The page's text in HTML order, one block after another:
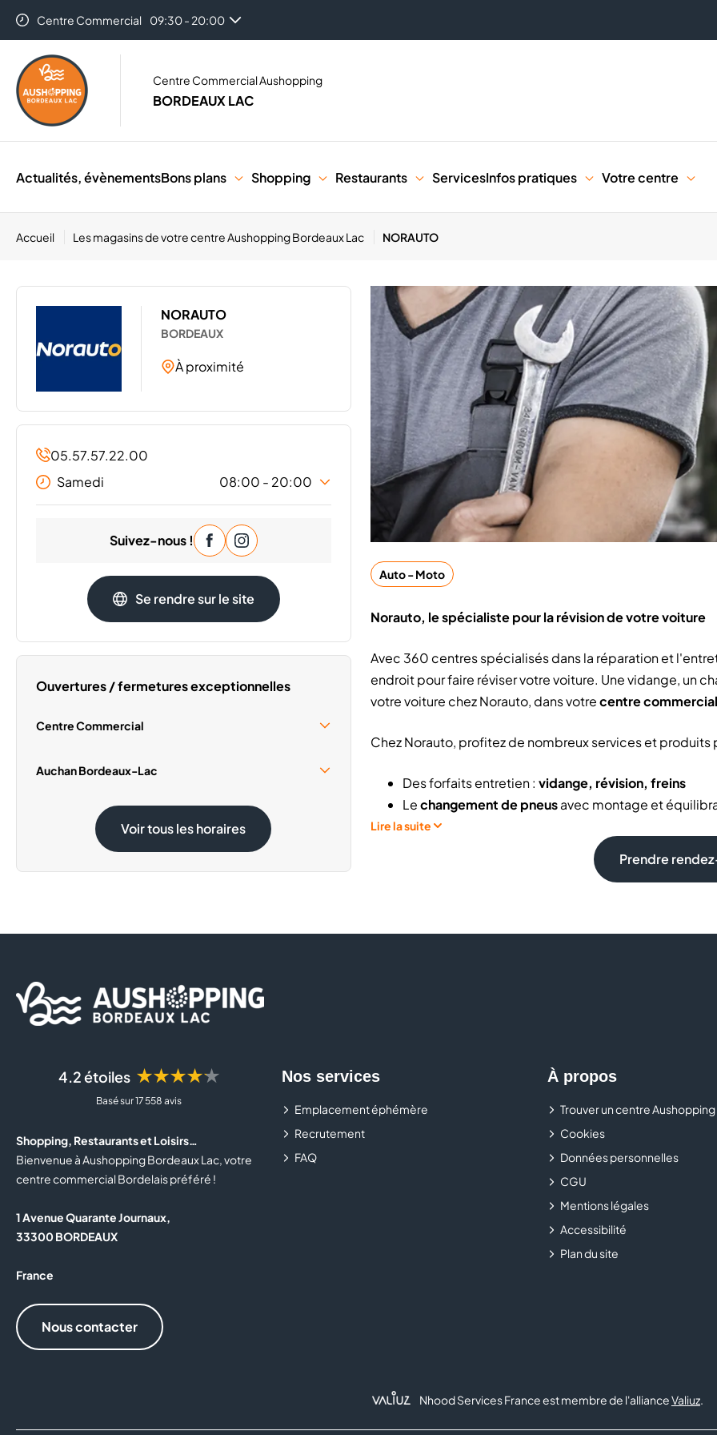
Centre Commercial 09:30 - 20:00
Centre Commercial Aushopping
BORDEAUX LAC
Actualités, évènementsBons plans Shopping Restaurants ServicesInfos pratiques Votre centre
Accueil Les magasins de votre centre Aushopping Bordeaux Lac NORAUTO
NORAUTO
BORDEAUX
À proximité
05.57.57.22.00
Samedi
08:00 - 20:00
08:00 - 20:00
08:00 - 20:00
08:00 - 20:00
Vendredi
08:00 - 20:00
Suivez-nous !
Se rendre sur le site
Ouvertures / fermetures exceptionnelles
Centre Commercial
Samedi 15 Août
Auchan Bordeaux-Lac
Samedi 15 Août
08:30 - 20:00
Voir tous les horaires
Auto - Moto
Norauto, le spécialiste pour la révision de votre voiture
Avec 360 centres spécialisés dans la réparation et
endroit pour faire réviser votre voiture. Une vidange, un
votre voiture chez Norauto, dans votrecentre
Chez Norauto, profitez de nombreux services et produits
Des forfaits entretien : vidange, révision, freins
Lechangement de pneusavec montage et
Desdiagnostics électroniques complets
: batterie, filtres, climatisation
d’accessoires auto: sécurité,
entretenir son véhicule sans perdre la garantie
claires et vous orientent vers les solutions les plus
Lire la suite
Prendre
4.2 étoiles ★★★★★
Basé sur 17 558 avis
Shopping, Restaurants et Loisirs…
Bienvenue à Aushopping Bordeaux Lac, votre
centre commercial Bordelais préféré !
1 Avenue Quarante Journaux,
33300 BORDEAUX
France
Nous contacter
Nos services
Emplacement éphémère
Recrutement
FAQ
À propos
Trouver un centre Aushopping
Cookies
Données personnelles
CGU
Mentions légales
Accessibilité
Plan du site
Nhood Services France est membre de l'allianceValiuz.